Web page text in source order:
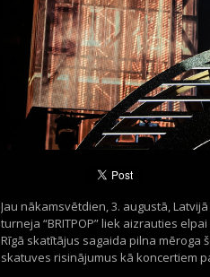
Jau nākamsvētdien, 3. augustā,
turneja “BRITPOP” liek aizrauties
Rīgā skatītājus sagaida pilna mēroga
skatuves risinājumus kā koncertiem